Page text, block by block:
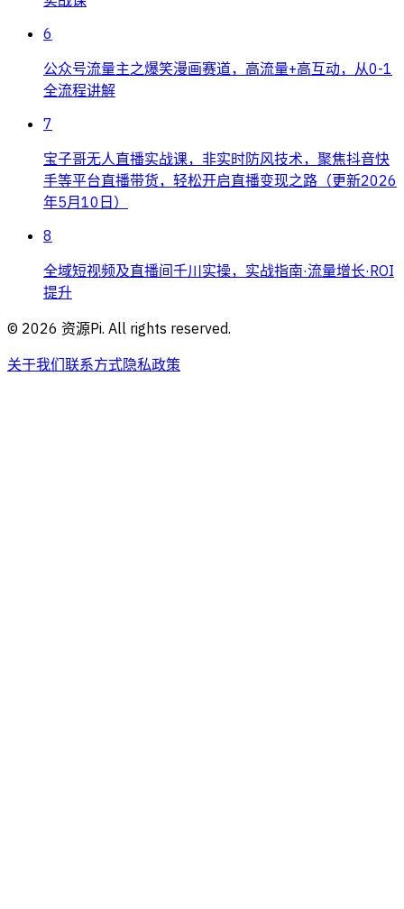
6
公众号流量主之爆笑漫画赛道，高流量+高互动，从0-1
全流程讲解
7
宝子哥无人直播实战课，非实时防风技术，聚焦抖音快
手等平台直播带货，轻松开启直播变现之路（更新2026
年5月10日）
8
全域短视频及直播间千川实操，实战指南·流量增长·ROI
提升
© 2026 资源Pi. All rights reserved.
关于我们联系方式隐私政策